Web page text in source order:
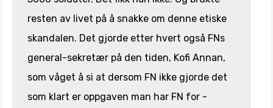
resten av livet på å snakke om denne etiske
skandalen. Det gjorde etter hvert også FNs
general-sekretær på den tiden, Kofi Annan,
som våget å si at dersom FN ikke gjorde det
som klart er oppgaven man har FN for -